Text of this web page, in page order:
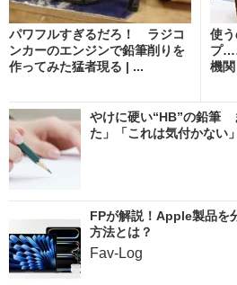
パワフルすぎるだろ！ ラジコ
ンカーのエンジンで鉛筆削りを
作ってみた猛者現る | ...
使
プ
機
やけに硬い“HB”の鉛筆
た」「これは気付かない
FPが解説！Apple製品を
方法とは？
Fav-Log